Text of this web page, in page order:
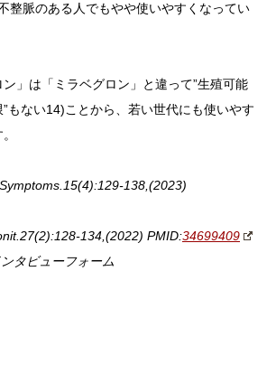
整脈のある人でもやや使いやすくなってい
」は「ミラベグロン」と違って”生殖可能
もない14)ことから、若い世代にも使いやす
138,(2023)
134,(2022) PMID:34699409
タビューフォーム